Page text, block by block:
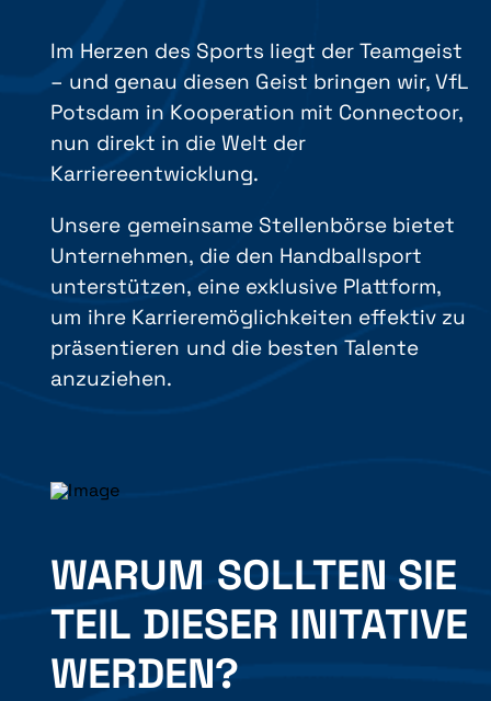
Im Herzen des Sports liegt der Teamgeist
– und genau diesen Geist bringen wir, VfL
Potsdam in Kooperation mit Connectoor,
nun direkt in die Welt der
Karriereentwicklung.
Unsere gemeinsame Stellenbörse bietet
Unternehmen, die den Handballsport
unterstützen, eine exklusive Plattform,
um ihre Karrieremöglichkeiten effektiv zu
präsentieren und die besten Talente
anzuziehen.
WARUM SOLLTEN SIE
TEIL DIESER INITATIVE
WERDEN?